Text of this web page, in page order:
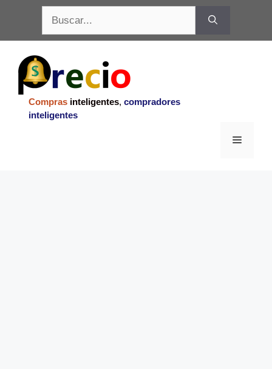
contenido
Compras inteligentes, compradores
inteligentes
Menu